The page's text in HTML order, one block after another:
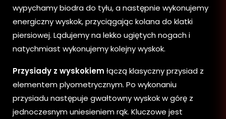
wypychamy biodra do tyłu, a następnie wykonujemy
energiczny wyskok, przyciągając kolana do klatki
piersiowej. Lądujemy na lekko ugiętych nogach i
natychmiast wykonujemy kolejny wyskok.
Przysiady z wyskokiem łączą klasyczny przysiad z
elementem plyometrycznym. Po wykonaniu
przysiadu następuje gwałtowny wyskok w górę z
jednoczesnym uniesieniem rąk. Kluczowe jest